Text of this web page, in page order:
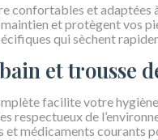
confortables et
et protègent vos
qui sèchent
et trousse
facilite votre
respectueux de
et médicaments courants